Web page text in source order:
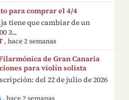
para comprar el 4/4
tiene que cambiar de un
3...
,hace 2 semanas
de Gran Canaria
para violín solista
del 22 de julio de 2026
,hace 2 semanas